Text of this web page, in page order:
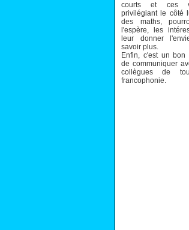
courts et ces
privilégiant le côté
des maths,
l'espère, les
leur donner
savoir plus.
Enfin, c'est un bon
de communiquer
collègues de
francophonie.